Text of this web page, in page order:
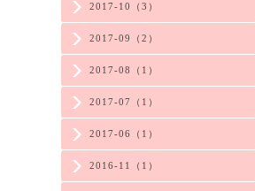
2017-10（3）
2017-09（2）
2017-08（1）
2017-07（1）
2017-06（1）
2016-11（1）